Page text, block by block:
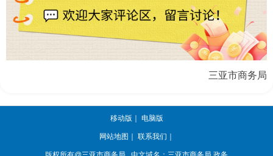
三亚市商务局
移动版 电脑版
网站地图 联系我们